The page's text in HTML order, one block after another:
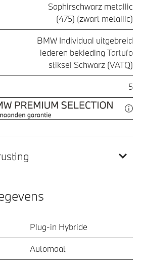
Saphirschwarz metallic
(475) (zwart metallic)
BMW Individual uitgebreid
lederen bekleding Tartufo
stiksel Schwarz (VATQ)
5
Plug-in Hybride
Automaat